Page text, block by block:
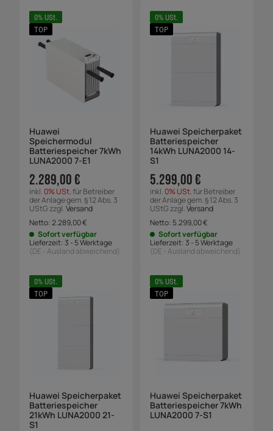
0% USt.
TOP
Huawei
Speichermodul
Batteriespeicher 7kWh
LUNA2000 7-E1
2.289,00 €
inkl. 0% USt.für Betreiber
der Anlage gem. § 12 Abs. 3
UStG zzgl.Versand
Netto:2.289,00€
Sofort verfügbar
Lieferzeit:3 - 5 Werktage
(DE - Ausland abweichend)
0% USt.
TOP
Huawei Speicherpaket
Batteriespeicher
14kWh LUNA2000 14-
S1
5.299,00 €
inkl. 0% USt.für Betreiber
der Anlage gem. § 12 Abs. 3
UStG zzgl.Versand
Netto: 5.299,00€
Sofort verfügbar
Lieferzeit:3 - 5 Werktage
(DE - Ausland abweichend)
0% USt.
TOP
Huawei Speicherpaket
Batteriespeicher
21kWh LUNA2000 21-
S1
0% USt.
TOP
Huawei Speicherpaket
Batteriespeicher 7kWh
LUNA2000 7-S1